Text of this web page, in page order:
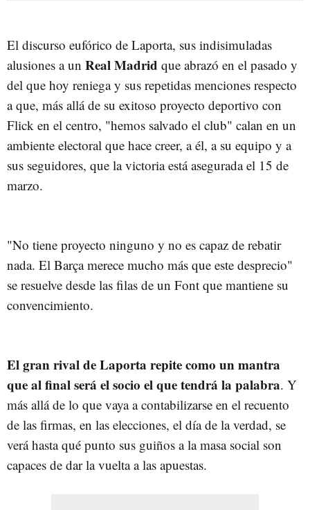
El discurso eufórico de Laporta, sus indisimuladas
alusiones a un Real Madrid que abrazó en el pasado y
del que hoy reniega y sus repetidas menciones respecto
a que, más allá de su exitoso proyecto deportivo con
Flick en el centro, "hemos salvado el club" calan en un
ambiente electoral que hace creer, a él, a su equipo y a
sus seguidores, que la victoria está asegurada el 15 de
marzo.
"No tiene proyecto ninguno y no es capaz de rebatir
nada. El Barça merece mucho más que este desprecio"
se resuelve desde las filas de un Font que mantiene su
convencimiento.
El gran rival de Laporta repite como un mantra
que al final será el socio el que tendrá la palabra. Y
más allá de lo que vaya a contabilizarse en el recuento
de las firmas, en las elecciones, el día de la verdad, se
verá hasta qué punto sus guiños a la masa social son
capaces de dar la vuelta a las apuestas.